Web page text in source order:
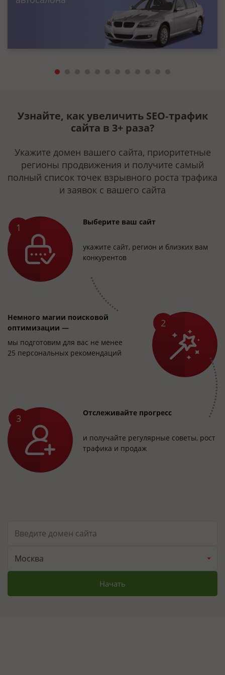
Узнайте, как увеличить SEO‑трафик
сайта в 3+раза?
Укажите домен вашего сайта, приоритетные
регионы продвижения и получите самый
полный список точек взрывного роста трафика
и заявок с вашего сайта
Выберите ваш сайт
укажите сайт, регион и близких вам
конкурентов
Немного магии поисковой
оптимизации —
мы подготовим для вас не менее
25 персональных рекомендаций
Отслеживайте прогресс
и получайте регулярные советы, рост
трафика и продаж
Москва
Начать